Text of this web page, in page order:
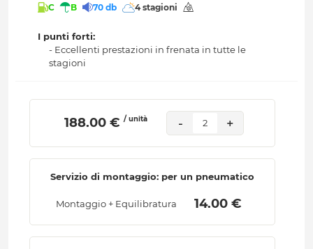
C B 70 db 4 stagioni
I punti forti:
- Eccellenti prestazioni in frenata in tutte le
stagioni
188.00 € / unità - 2 +
Servizio di montaggio: per un pneumatico
Montaggio + Equilibratura 14.00 €